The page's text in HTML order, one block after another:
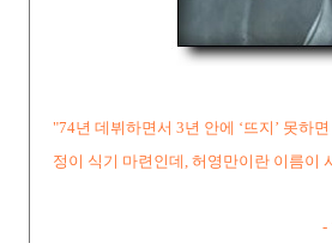
"74년 데뷔하면서 3년 안에 ‘뜨지’ 못하
정이 식기 마련인데, 허영만이란 이름이
-